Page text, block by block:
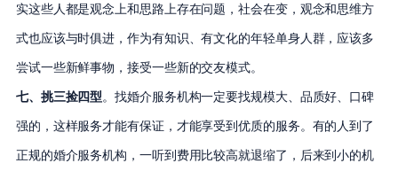
实这些人都是观念上和思路上存在问题，社会在变，观念和思维方
式也应该与时俱进，作为有知识、有文化的年轻单身人群，应该多
尝试一些新鲜事物，接受一些新的交友模式。
七、挑三捡四型。找婚介服务机构一定要找规模大、品质好、口碑
强的，这样服务才能有保证，才能享受到优质的服务。有的人到了
正规的婚介服务机构，一听到费用比较高就退缩了，后来到小的机